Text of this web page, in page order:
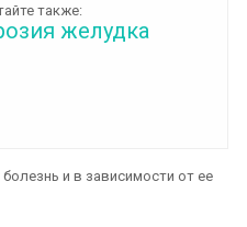
также:
желудка
и в зависимости от ее